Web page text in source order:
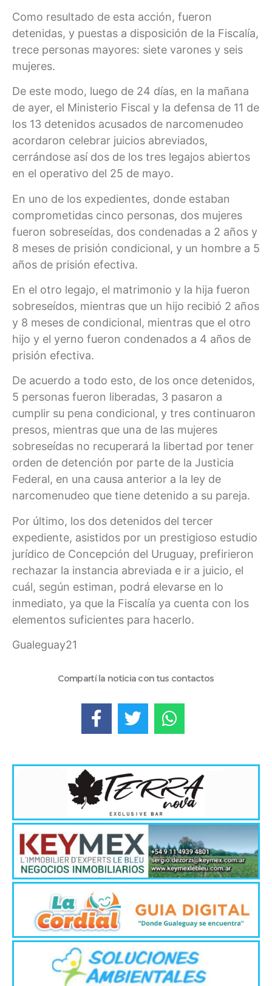
Como resultado de esta acción, fueron
detenidas, y puestas a disposición de la Fiscalía,
trece personas mayores: siete varones y seis
mujeres.
De este modo, luego de 24 días, en la mañana
de ayer, el Ministerio Fiscal y la defensa de 11 de
los 13 detenidos acusados de narcomenudeo
acordaron celebrar juicios abreviados,
cerrándose así dos de los tres legajos abiertos
en el operativo del 25 de mayo.
En uno de los expedientes, donde estaban
comprometidas cinco personas, dos mujeres
fueron sobreseídas, dos condenadas a 2 años y
8 meses de prisión condicional, y un hombre a 5
años de prisión efectiva.
En el otro legajo, el matrimonio y la hija fueron
sobreseídos, mientras que un hijo recibió 2 años
y 8 meses de condicional, mientras que el otro
hijo y el yerno fueron condenados a 4 años de
prisión efectiva.
De acuerdo a todo esto, de los once detenidos,
5 personas fueron liberadas, 3 pasaron a
cumplir su pena condicional, y tres continuaron
presos, mientras que una de las mujeres
sobreseídas no recuperará la libertad por tener
orden de detención por parte de la Justicia
Federal, en una causa anterior a la ley de
narcomenudeo que tiene detenido a su pareja.
Por último, los dos detenidos del tercer
expediente, asistidos por un prestigioso estudio
jurídico de Concepción del Uruguay, prefirieron
rechazar la instancia abreviada e ir a juicio, el
cuál, según estiman, podrá elevarse en lo
inmediato, ya que la Fiscalía ya cuenta con los
elementos suficientes para hacerlo.
Gualeguay21
Compartí la noticia con tus contactos